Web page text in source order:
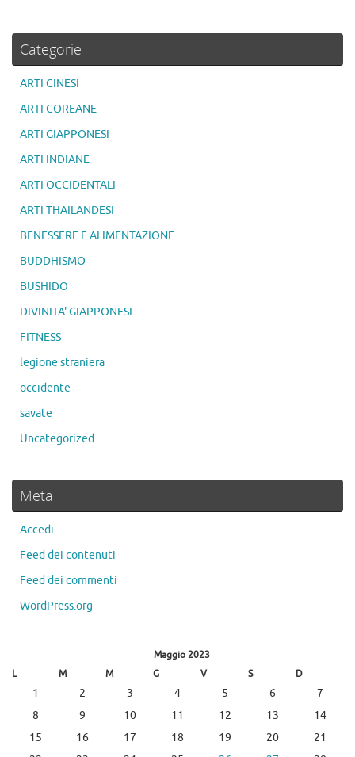
Categorie
ARTI CINESI
ARTI COREANE
ARTI GIAPPONESI
ARTI INDIANE
ARTI OCCIDENTALI
ARTI THAILANDESI
BENESSERE E ALIMENTAZIONE
BUDDHISMO
BUSHIDO
DIVINITA' GIAPPONESI
FITNESS
legione straniera
occidente
savate
Uncategorized
Meta
Accedi
Feed dei contenuti
Feed dei commenti
WordPress.org
Maggio 2023
L
M M G V S D
1 2 3 4 5 6
7
8
9 10 11 12 13
14
15
16 17 18 19 20
21